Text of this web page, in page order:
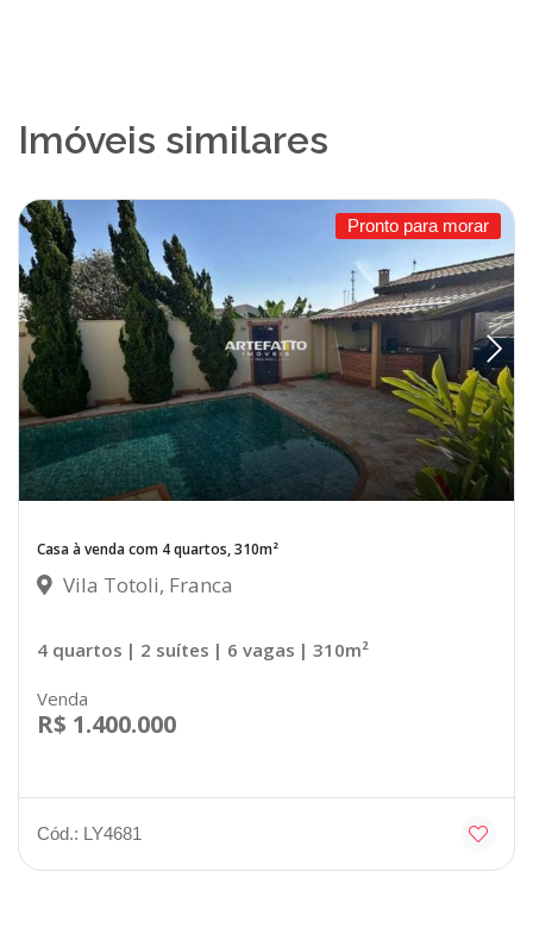
Imóveis similares
Pronto para morar
Casa à venda com 4 quartos, 310m²
Vila Totoli, Franca
4 quartos | 2 suítes | 6 vagas | 310m²
Venda
R$ 1.400.000
Cód.: LY4681